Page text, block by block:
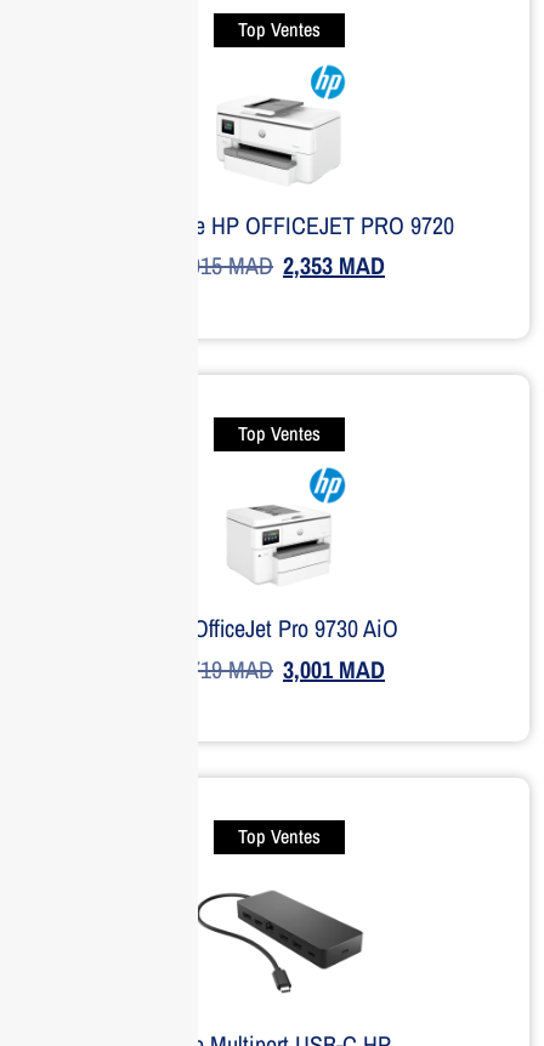
Top Ventes
Imprimante HP OFFICEJET PRO 9720
2,915MAD 2,353 MAD
Top Ventes
HP OfficeJet Pro 9730 AiO
3,719MAD 3,001MAD
Top Ventes